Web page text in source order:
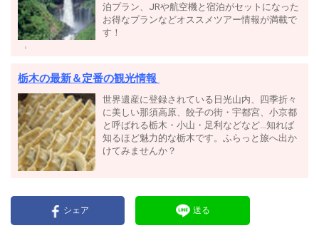
泊プラン、JRや航空機と宿泊がセットになった
お得なプランなどオススメツアー情報が満載で
す！
栃木の最新＆定番の観光情報
世界遺産に登録されている日光山内、四季折々
に美しい那須高原、餃子の街・宇都宮、小京都
と呼ばれる栃木・小山・足利などなど…知れば
知るほど魅力的な栃木です。ふらっと旅へ出か
けてみませんか？
シェア 送る